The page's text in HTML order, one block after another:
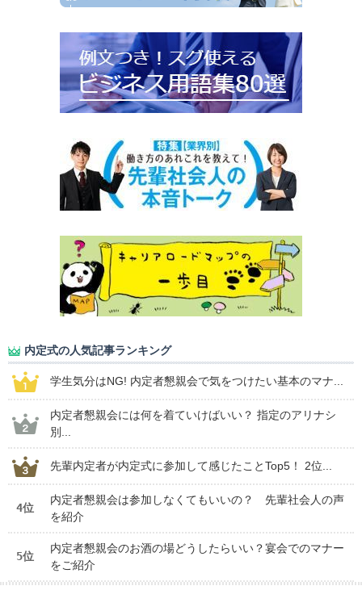
内定式の人気記事ランキング
学生気分はNG! 内定者懇親会で気をつけたい基本のマナ...
内定者懇親会には何を着ていけばいい？ 指定のアリナシ
別...
先輩内定者が内定式に参加して感じたことTop5！ 2位...
4位
内定者懇親会は参加しなくてもいいの？ 先輩社会人の声
を紹介
5位
内定者懇親会のお酒の場どうしたらいい？宴会でのマナー
をご紹介